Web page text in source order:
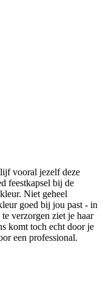
vooral jezelf deze
feestkapsel bij de
Niet geheel
goed bij jou past - in
verzorgen ziet je haar
komt toch echt door je
een professional.